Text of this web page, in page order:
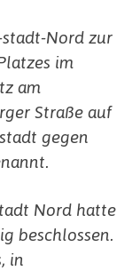
Nord zur
im
am
Straße auf
gegen
Nord hatte
beschlossen.
in